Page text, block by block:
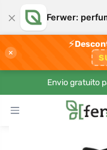
× Ferwer:
×
⚡
Envio gratuito